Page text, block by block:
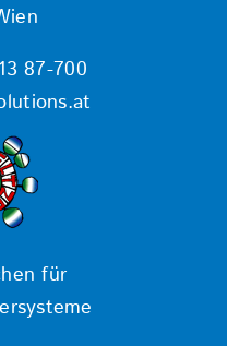
87-700
für